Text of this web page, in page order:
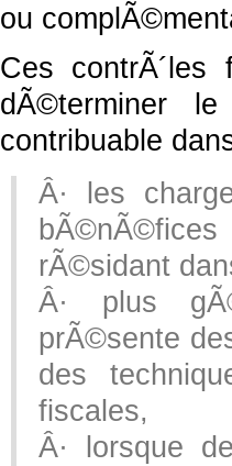
ou
Ces
dÃ©terminer
contribuable
Â· les
rÃ©sidant
Â· plus
prÃ©sente
des
fiscales,
Â· lorsque